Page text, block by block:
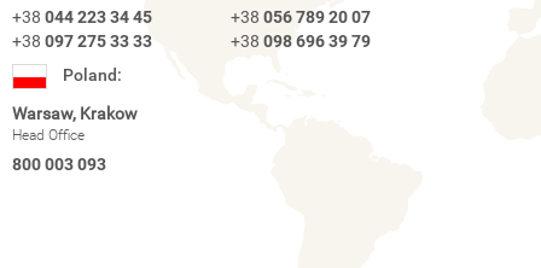
+38 044 223 34 45
+38 097 275 33 33
+38 056 789 20 07
+38 098 696 39 79
Poland:
Warsaw, Krakow
Head Office
800 003 093